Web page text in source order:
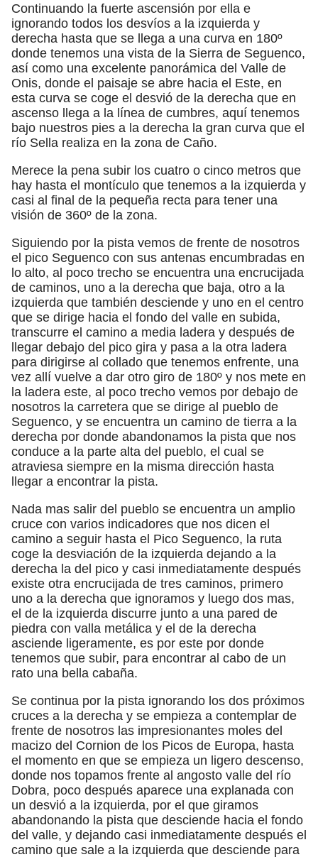
Continuando la fuerte ascensión por ella e
ignorando todos los desvíos a la izquierda y
derecha hasta que se llega a una curva en 180º
donde tenemos una vista de la Sierra de Seguenco,
así como una excelente panorámica del Valle de
Onis, donde el paisaje se abre hacia el Este, en
esta curva se coge el desvió de la derecha que en
ascenso llega a la línea de cumbres, aquí tenemos
bajo nuestros pies a la derecha la gran curva que el
río Sella realiza en la zona de Caño.
Merece la pena subir los cuatro o cinco metros que
hay hasta el montículo que tenemos a la izquierda y
casi al final de la pequeña recta para tener una
visión de 360º de la zona.
Siguiendo por la pista vemos de frente de nosotros
el pico Seguenco con sus antenas encumbradas en
lo alto, al poco trecho se encuentra una encrucijada
de caminos, uno a la derecha que baja, otro a la
izquierda que también desciende y uno en el centro
que se dirige hacia el fondo del valle en subida,
transcurre el camino a media ladera y después de
llegar debajo del pico gira y pasa a la otra ladera
para dirigirse al collado que tenemos enfrente, una
vez allí vuelve a dar otro giro de 180º y nos mete en
la ladera este, al poco trecho vemos por debajo de
nosotros la carretera que se dirige al pueblo de
Seguenco, y se encuentra un camino de tierra a la
derecha por donde abandonamos la pista que nos
conduce a la parte alta del pueblo, el cual se
atraviesa siempre en la misma dirección hasta
llegar a encontrar la pista.
Nada mas salir del pueblo se encuentra un amplio
cruce con varios indicadores que nos dicen el
camino a seguir hasta el Pico Seguenco, la ruta
coge la desviación de la izquierda dejando a la
derecha la del pico y casi inmediatamente después
existe otra encrucijada de tres caminos, primero
uno a la derecha que ignoramos y luego dos mas,
el de la izquierda discurre junto a una pared de
piedra con valla metálica y el de la derecha
asciende ligeramente, es por este por donde
tenemos que subir, para encontrar al cabo de un
rato una bella cabaña.
Se continua por la pista ignorando los dos próximos
cruces a la derecha y se empieza a contemplar de
frente de nosotros las impresionantes moles del
macizo del Cornion de los Picos de Europa, hasta
el momento en que se empieza un ligero descenso,
donde nos topamos frente al angosto valle del río
Dobra, poco después aparece una explanada con
un desvió a la izquierda, por el que giramos
abandonando la pista que desciende hacia el fondo
del valle, y dejando casi inmediatamente después el
camino que sale a la izquierda que desciende para